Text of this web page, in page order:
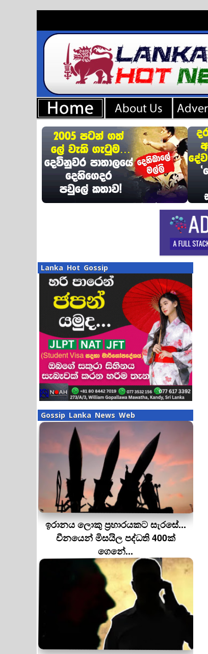
Lanka Hot Gossip
Gossip Lanka News Web
ඉරානය ලොකු ප‍්‍රහාරයකට සැරසේ...
චීනයෙන් මිසයිල පද්ධති 400ක්
ගෙනේ...